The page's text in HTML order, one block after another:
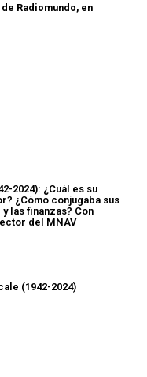
Radiomundo, en
2024): ¿Cuál es su
¿Cómo conjugaba sus
las finanzas? Con
del MNAV
(1942-2024)